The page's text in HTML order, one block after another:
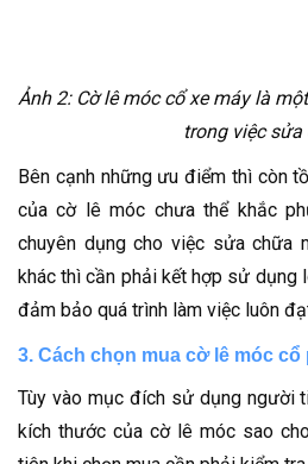
Ảnh 2: Cờ lê móc cổ xe máy là
trong việc sửa
Bên cạnh những ưu điểm thì còn
của cờ lê móc chưa thể khắc
chuyên dụng cho việc sửa chữa
khác thì cần phải kết hợp sử dụng
đảm bảo quá trình làm việc luôn
3. Cách chọn mua cờ lê móc cổ
Tùy vào mục đích sử dụng người
kích thước của cờ lê móc sao